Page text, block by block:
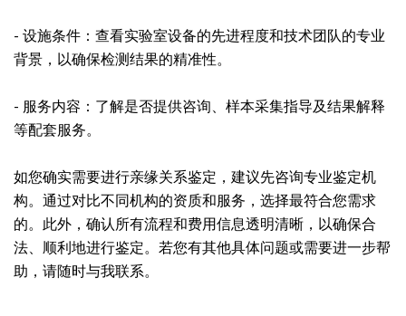
- 设施条件：查看实验室设备的先进程度和技术团队的专业
背景，以确保检测结果的精准性。
- 服务内容：了解是否提供咨询、样本采集指导及结果解释
等配套服务。
如您确实需要进行亲缘关系鉴定，建议先咨询专业鉴定机
构。通过对比不同机构的资质和服务，选择最符合您需求
的。此外，确认所有流程和费用信息透明清晰，以确保合
法、顺利地进行鉴定。若您有其他具体问题或需要进一步帮
助，请随时与我联系。